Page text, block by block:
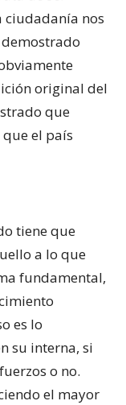
ciudadanía nos
demostrado
original del
que
el país
tiene que
a lo que
fundamental,
es lo
su interna, si
o no.
el mayor